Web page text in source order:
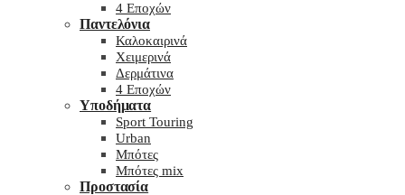
4 Εποχών
Παντελόνια
Καλοκαιρινά
Χειμερινά
Δερμάτινα
4 Εποχών
Υποδήματα
Sport Touring
Urban
Μπότες
Μπότες mix
Προστασία